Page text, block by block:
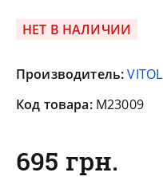
НЕТ В НАЛИЧИИ
Производитель:VITOL
Код товара: M23009
695 грн.